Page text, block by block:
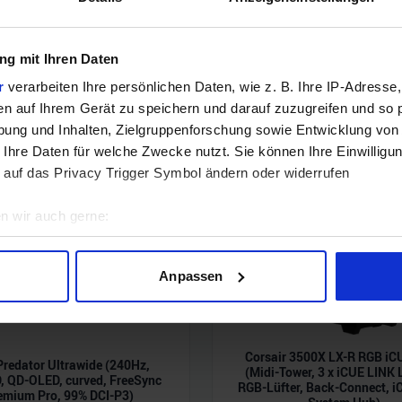
mit Ihren Daten
verarbeiten Ihre persönlichen Daten, wie z. B. Ihre IP-
auf Ihrem Gerät zu speichern und darauf zuzugreifen und so
und Inhalten, Zielgruppenforschung sowie Entwicklung
Daten für welche Zwecke nutzt. Sie können Ihre
das Privacy Trigger Symbol ändern oder widerrufen
wir auch gerne:
Lage erfassen, welche bis auf einige Meter genau
Ihre persönlichen Daten verarbeitet werden, und legen Sie
und Anzeigen zu personalisieren, Funktionen für soziale
zu analysieren. Außerdem geben wir Informationen zu
soziale Medien, Werbung und Analysen weiter. Unsere
Anpassen
Noch keine Kommentare vorhanden.
Ultrawide (240Hz,
QD-OLED, curved, FreeSync
Pro, 99% DCI-P3)
Corsair 3500X LX-R RGB
(Midi-Tower, 3 x iCUE LINK
RGB-Lüfter, Back-Connect,